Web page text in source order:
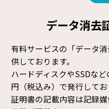
データ消去
有料サービスの「データ
供しております。
ハードディスクやSSDな
円（税込み）で発行してお
証明書の記載内容は記録